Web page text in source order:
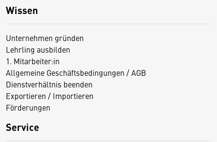
Wissen
Unternehmen gründen
Lehrling ausbilden
1. Mitarbeiter:in
Allgemeine Geschäftsbedingungen / AGB
Dienstverhältnis beenden
Exportieren / Importieren
Förderungen
Service